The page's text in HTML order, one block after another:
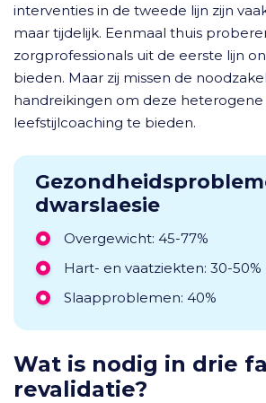
interventies in de tweede lijn zijn
maar tijdelijk. Eenmaal thuis
zorgprofessionals uit de eerste lijn
bieden. Maar zij missen de
handreikingen om deze
leefstijlcoaching te bieden.
dwarslaesie
Overgewicht: 45-77%
Hart- en vaatziekten: 30-50%
Slaapproblemen: 40%
Wat is nodig in drie
revalidatie?